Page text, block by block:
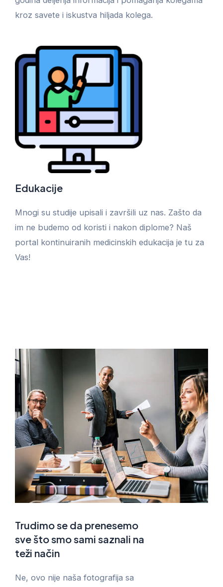
kroz savete i iskustva hiljada kolega.
Edukacije
Mnogi su studije upisali i završili uz nas. Zašto da
im ne budemo od koristi i nakon diplome? Naš
portal kontinuiranih medicinskih edukacija je tu za
Vas!
Trudimo se da prenesemo
sve što smo sami saznali na
teži način
Ne, ovo nije naša fotografija sa